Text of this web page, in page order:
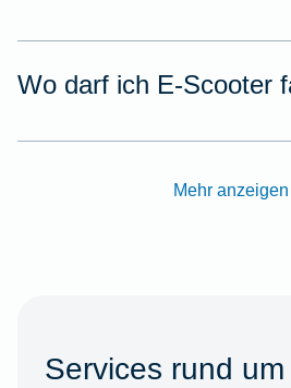
Wo darf ich E-Scooter
Mehr anzeigen
Services rund